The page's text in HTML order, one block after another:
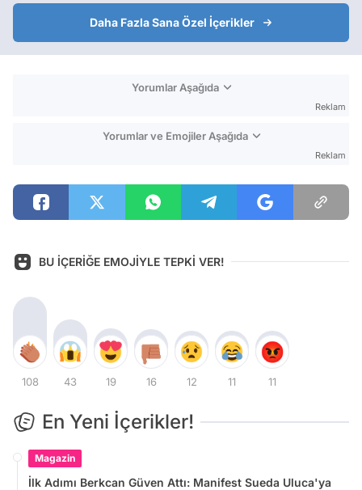
Daha Fazla Sana Özel İçerikler
Yorumlar Aşağıda
Reklam
Yorumlar ve Emojiler Aşağıda
Reklam
BU İÇERİĞE EMOJİYLE TEPKİ VER!
108 43 19 16 12 11 11
En Yeni İçerikler!
Magazin
İlk Adımı Berkcan Güven Attı: Manifest Sueda Uluca'ya